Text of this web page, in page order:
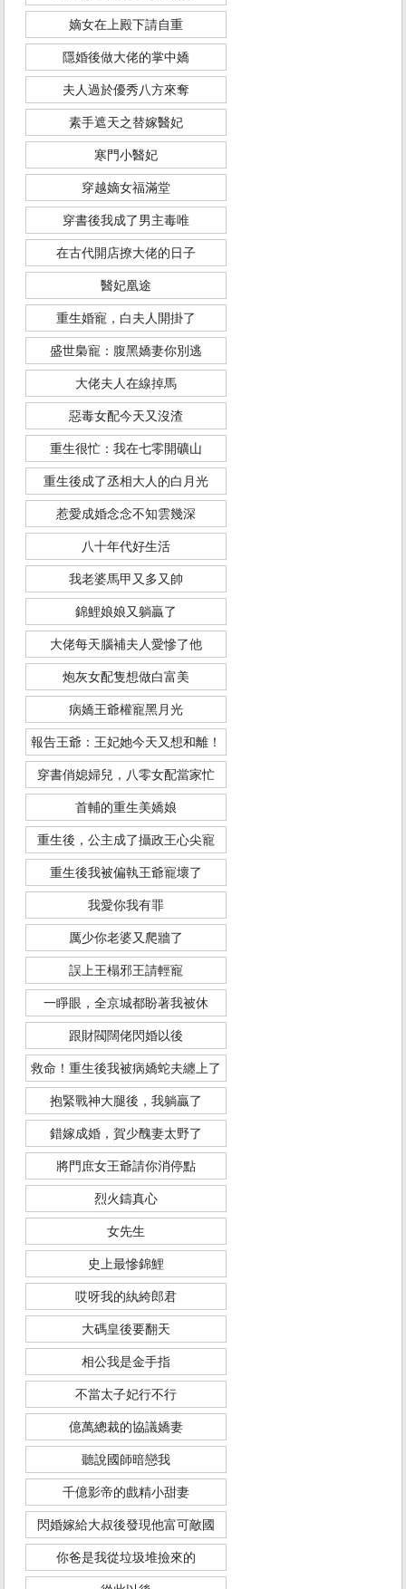
嫡女在上殿下請自重
隱婚後做大佬的掌中嬌
夫人過於優秀八方來奪
素手遮天之替嫁醫妃
寒門小醫妃
穿越嫡女福滿堂
穿書後我成了男主毒唯
在古代開店撩大佬的日子
醫妃凰途
重生婚寵，白夫人開掛了
盛世梟寵：腹黑嬌妻你別逃
大佬夫人在線掉馬
惡毒女配今天又沒渣
重生很忙：我在七零開礦山
重生後成了丞相大人的白月光
惹愛成婚念念不知雲幾深
八十年代好生活
我老婆馬甲又多又帥
錦鯉娘娘又躺贏了
大佬每天腦補夫人愛慘了他
炮灰女配隻想做白富美
病嬌王爺權寵黑月光
報告王爺：王妃她今天又想和離！
穿書俏媳婦兒，八零女配當家忙
首輔的重生美嬌娘
重生後，公主成了攝政王心尖寵
重生後我被偏執王爺寵壞了
我愛你我有罪
厲少你老婆又爬牆了
誤上王榻邪王請輕寵
一睜眼，全京城都盼著我被休
跟財閥闊佬閃婚以後
救命！重生後我被病嬌蛇夫纏上了
抱緊戰神大腿後，我躺贏了
錯嫁成婚，賀少醜妻太野了
將門庶女王爺請你消停點
烈火鑄真心
女先生
史上最慘錦鯉
哎呀我的紈絝郎君
大碼皇後要翻天
相公我是金手指
不當太子妃行不行
億萬總裁的協議嬌妻
聽說國師暗戀我
千億影帝的戲精小甜妻
閃婚嫁給大叔後發現他富可敵國
你爸是我從垃圾堆撿來的